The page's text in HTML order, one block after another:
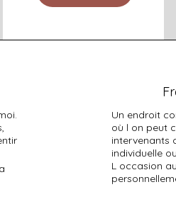
Un endroit
où l on peut
intervenants
individuelle
L occasion